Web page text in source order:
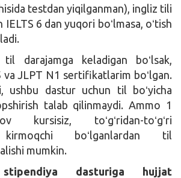
testdan yiqilganman), ingliz tili
IELTS 6 dan yuqori boʻlmasa, oʻtish
til darajamga keladigan boʻlsak,
va JLPT N1 sertifikatlarim boʻlgan.
ushbu dastur uchun til boʻyicha
talab qilinmaydi. Ammo 1
kursisiz, toʻgʻridan-toʻgʻri
kirmoqchi boʻlganlardan til
mumkin.
dasturiga hujjat